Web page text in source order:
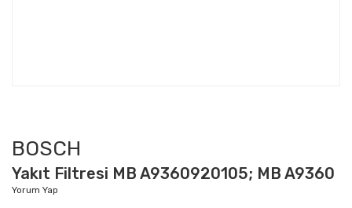
BOSCH
Yakıt Filtresi MB A9360920105; MB A9360
Yorum Yap